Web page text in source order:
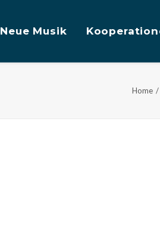
Neue Musik
Home